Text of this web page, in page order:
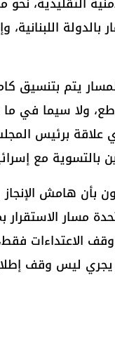
اللبنانية،
يتم بتنسيق
ولا سيما في
علاقة برئيس
مع
بأن هامش
مسار
الاعتداءات
ليس وقف